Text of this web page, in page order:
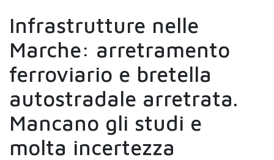
Infrastrutture nelle
Marche: arretramento
ferroviario e bretella
autostradale arretrata.
Mancano gli studi e
molta incertezza